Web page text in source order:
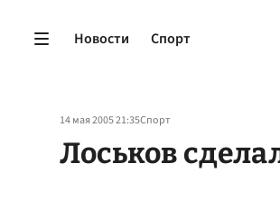
Новости Спорт
14 мая 2005 21:35Спорт
Лоськов